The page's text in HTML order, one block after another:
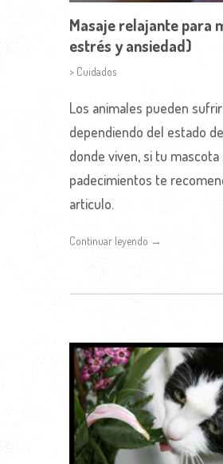
Masaje relajante para
estrés y ansiedad)
> Cuidados
Los animales pueden
dependiendo del estado
donde viven, si tu
padecimientos te
articulo.
Continuar leyendo →